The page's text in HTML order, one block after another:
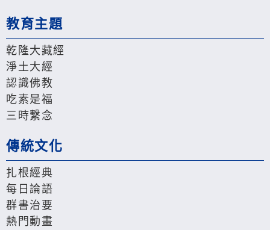
教育主題
乾隆大藏經
淨土大經
認識佛教
吃素是福
三時繫念
傳統文化
扎根經典
每日論語
群書治要
熱門動畫